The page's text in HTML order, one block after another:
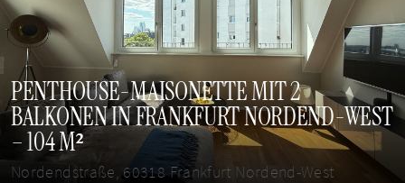
PENTHOUSE-MAISONETTE MIT 2
BALKONEN IN FRANKFURT NORDEND-WEST
– 104 M²
Nordendstraße, 60318 Frankfurt Nordend-West